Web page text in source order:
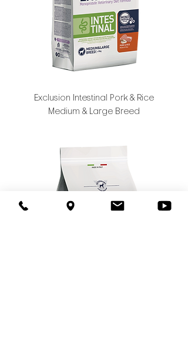
Exclusion Intestinal Pork & Rice
Medium & Large Breed